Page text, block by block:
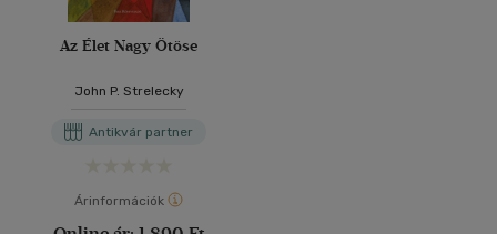
Az Élet Nagy Ötöse
John P. Strelecky
Antikvár partner
Árinformációk